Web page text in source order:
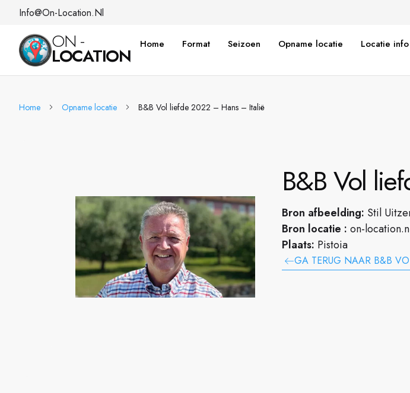
Info@on-Location.nl
ON -
LOCATION
Home Format Seizoen Opname locatie Locatie info
Home Opname locatie B&B Vol liefde 2022 – Hans – Italië
B&B Vol
Bron afbeelding: Stil
Bron locatie : on-
Plaats: Pistoia
GA TERUG NAAR B&B